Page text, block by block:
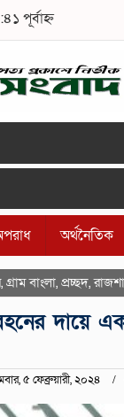
পূর্বাহ্ন
অর্থনৈতিক
, গ্রাম বাংলা, প্রচ্ছদ,
দায়ে
৫ ফেব্রুয়ারী, ২০২৪